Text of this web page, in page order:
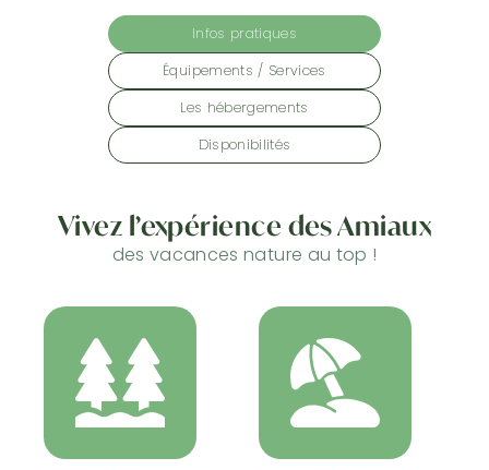
Infos pratiques
Équipements / Services
Les hébergements
Disponibilités
Vivez l’expérience desAmiaux
des vacances nature au top !